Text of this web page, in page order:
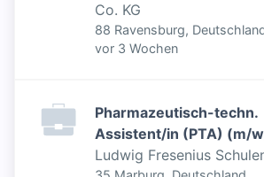
Co. KG
88 Ravensburg,
Veröffentlicht:
vor 3 Wochen
Pharmazeutisch-techn.
Assistent/in (PTA) (m/
Ludwig Fresenius